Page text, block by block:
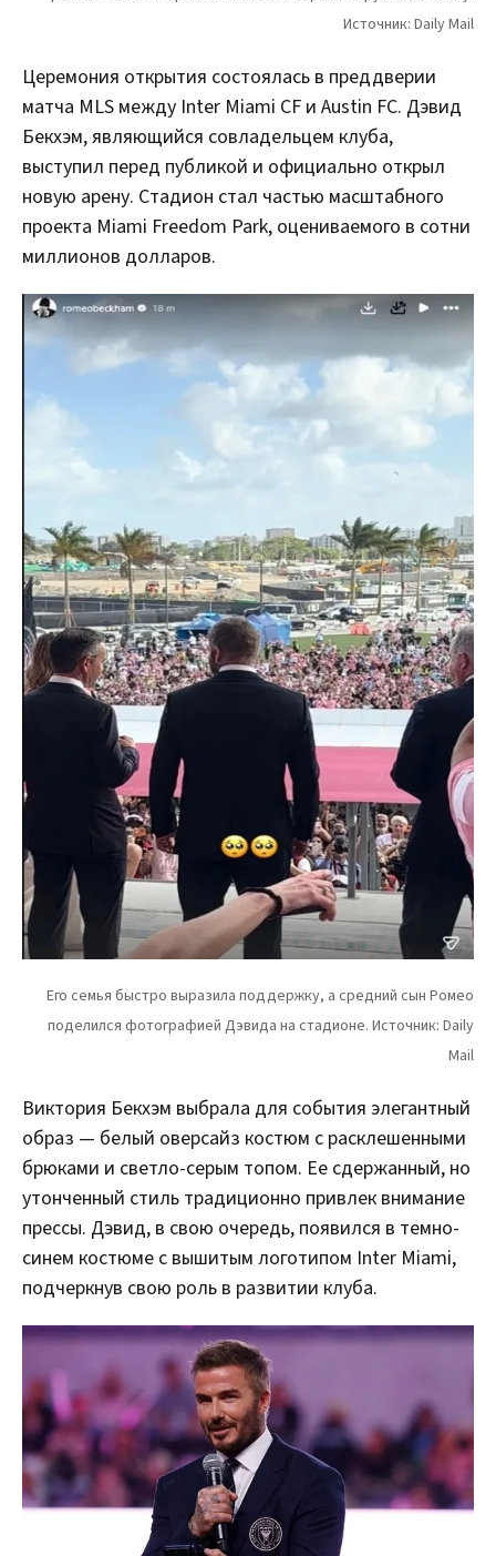
Церемония открытия состоялась в преддверии
матча MLS между Inter Miami CF и Austin FC. Дэвид
Бекхэм, являющийся совладельцем клуба,
выступил перед публикой и официально открыл
новую арену. Стадион стал частью масштабного
проекта Miami Freedom Park, оцениваемого в сотни
миллионов долларов.
Виктория Бекхэм выбрала для события элегантный
образ — белый оверсайз костюм с расклешенными
брюками и светло-серым топом. Ее сдержанный, но
утонченный стиль традиционно привлек внимание
прессы. Дэвид, в свою очередь, появился в темно-
синем костюме с вышитым логотипом Inter Miami,
подчеркнув свою роль в развитии клуба.